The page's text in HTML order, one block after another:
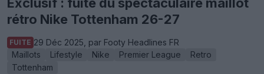
rétro Nike Tottenham 26-27
FUITE 29 Déc 2025, par Footy Headlines FR
Maillots
Lifestyle Nike Premier League
Retro
Tottenham